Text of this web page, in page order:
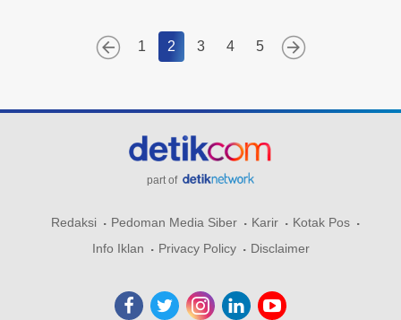
1 2 3 4 5
part of
Redaksi Pedoman Media Siber Karir
Kotak Pos
Info Iklan
Privacy Policy Disclaimer